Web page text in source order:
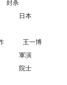
封杀
日本
王一博
軍演
院士